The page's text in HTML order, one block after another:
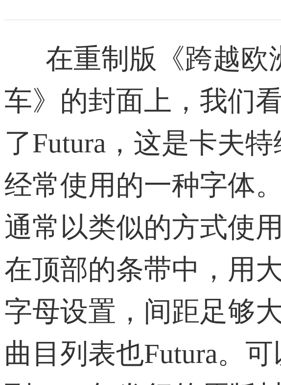
恭喜131****2473用户作品
恭喜159****4201用户作品
恭喜133****6466用户作品
更多
在重制版《跨越欧
车》的封面上，我们
了Futura，这是卡夫
经常使用的一种字体
通常以类似的方式使用
在顶部的条带中，用
字母设置，间距足够大
曲目列表也Futura。可